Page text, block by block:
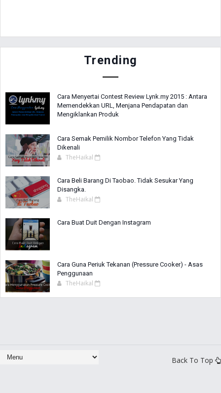
Trending
Cara Menyertai Contest Review Lynk.my 2015 : Antara
Memendekkan URL, Menjana Pendapatan dan
Mengiklankan Produk
Cara Semak Pemilik Nombor Telefon Yang Tidak
Dikenali
TheHaikal
Cara Beli Barang Di Taobao. Tidak Sesukar Yang
Disangka.
TheHaikal
Cara Buat Duit Dengan Instagram
Cara Guna Periuk Tekanan (Pressure Cooker) - Asas
Penggunaan
TheHaikal
Back To Top